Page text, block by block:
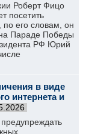
Роберт Фицо
посетить
его словам, он
на Параде Победы
РФ Юрий
в виде
интернета и